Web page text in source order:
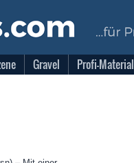
Gravel Profi-Material